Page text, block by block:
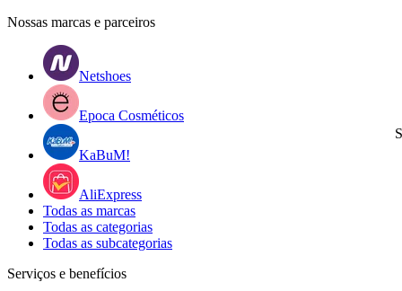
Nossas marcas e parceiros
Netshoes
Epoca Cosméticos
KaBuM!
AliExpress
Todas as marcas
Todas as categorias
Todas as subcategorias
Serviços e benefícios